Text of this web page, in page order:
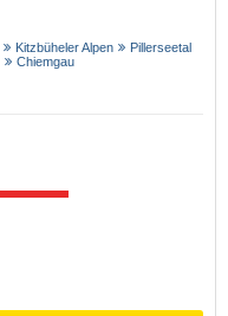
Kitzbüheler Alpen
Pillerseetal
Chiemgau